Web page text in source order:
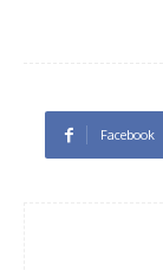
Facebook